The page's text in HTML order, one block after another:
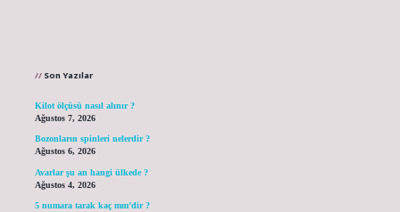
Son Yazılar
Kilot ölçüsü nasıl alınır ?
Ağustos 7, 2026
Bozonların spinleri nelerdir ?
Ağustos 6, 2026
Avarlar şu an hangi ülkede ?
Ağustos 4, 2026
5 numara tarak kaç mm’dir ?